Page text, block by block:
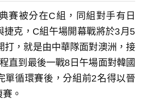
賽被分在C組，同組對手有日
捷克，C組午場開幕戰將於3月5
打，就是由中華隊面對澳洲，接
直到最後一戰8日午場面對韓國
單循環賽後，分組前2名得以晉
。